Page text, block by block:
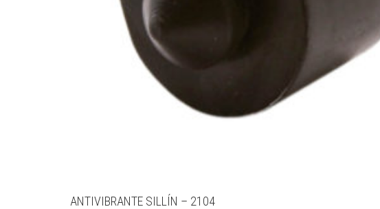
ANTIVIBRANTE SILLÍN – 2104